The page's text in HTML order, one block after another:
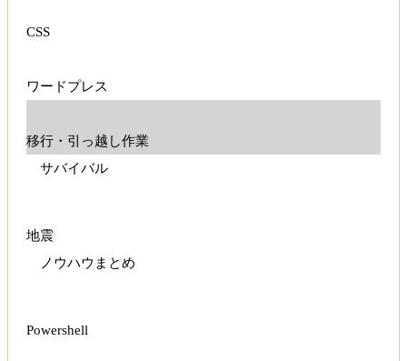
CSS
ワードプレス
移行・引っ越し作業
サバイバル
地震
ノウハウまとめ
Powershell